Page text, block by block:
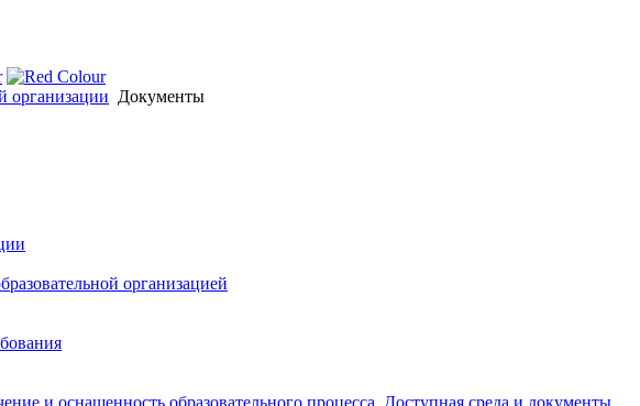
организации Документы
организацией